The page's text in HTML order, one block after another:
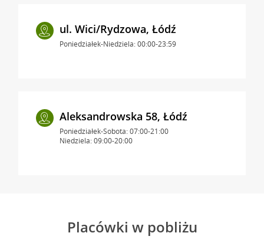
ul. Wici/Rydzowa, Łódź
Poniedziałek-Niedziela: 00:00-23:59
Aleksandrowska 58, Łódź
Poniedziałek-Sobota: 07:00-21:00
Niedziela: 09:00-20:00
Placówki w pobliżu